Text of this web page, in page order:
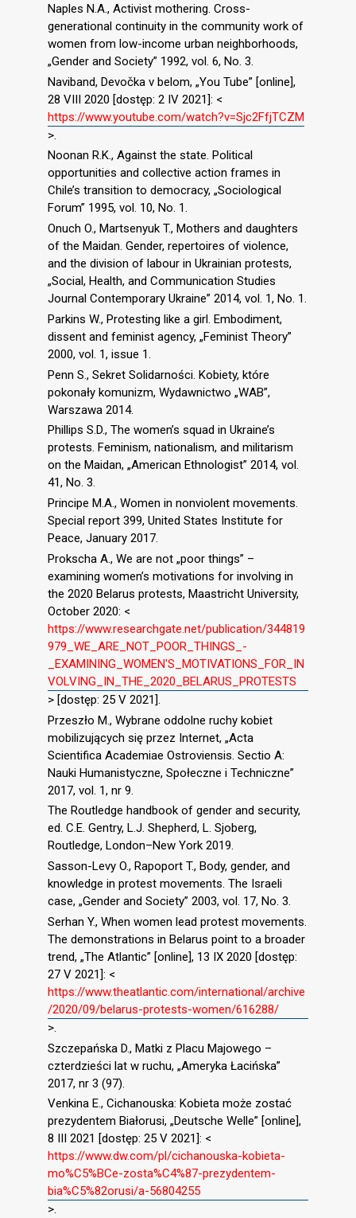
Naples N.A., Activist mothering. Cross-
generational continuity in the community work of
women from low-income urban neighborhoods,
„Gender and Society” 1992, vol. 6, No. 3.
Naviband, Devočka v belom, „You Tube” [online],
28 VIII 2020 [dostęp: 2 IV 2021]: <
https://www.youtube.com/watch?v=Sjc2FfjTCZM
>.
Noonan R.K., Against the state. Political
opportunities and collective action frames in
Chile’s transition to democracy, „Sociological
Forum” 1995, vol. 10, No. 1.
Onuch O., Martsenyuk T., Mothers and daughters
of the Maidan. Gender, repertoires of violence,
and the division of labour in Ukrainian protests,
„Social, Health, and Communication Studies
Journal Contemporary Ukraine” 2014, vol. 1, No. 1.
Parkins W., Protesting like a girl. Embodiment,
dissent and feminist agency, „Feminist Theory”
2000, vol. 1, issue 1.
Penn S., Sekret Solidarności. Kobiety, które
pokonały komunizm, Wydawnictwo „WAB”,
Warszawa 2014.
Phillips S.D., The women’s squad in Ukraine’s
protests. Feminism, nationalism, and militarism
on the Maidan, „American Ethnologist” 2014, vol.
41, No. 3.
Principe M.A., Women in nonviolent movements.
Special report 399, United States Institute for
Peace, January 2017.
Prokscha A., We are not „poor things” –
examining women’s motivations for involving in
the 2020 Belarus protests, Maastricht University,
October 2020: <
https://www.researchgate.net/publication/344819
979_WE_ARE_NOT_POOR_THINGS_-
_EXAMINING_WOMEN'S_MOTIVATIONS_FOR_IN
VOLVING_IN_THE_2020_BELARUS_PROTESTS
> [dostęp: 25 V 2021].
Przeszło M., Wybrane oddolne ruchy kobiet
mobilizujących się przez Internet, „Acta
Scientifica Academiae Ostroviensis. Sectio A:
Nauki Humanistyczne, Społeczne i Techniczne”
2017, vol. 1, nr 9.
The Routledge handbook of gender and security,
ed. C.E. Gentry, L.J. Shepherd, L. Sjoberg,
Routledge, London–New York 2019.
Sasson-Levy O., Rapoport T., Body, gender, and
knowledge in protest movements. The Israeli
case, „Gender and Society” 2003, vol. 17, No. 3.
Serhan Y., When women lead protest movements.
The demonstrations in Belarus point to a broader
trend, „The Atlantic” [online], 13 IX 2020 [dostęp:
27 V 2021]: <
https://www.theatlantic.com/international/archive
/2020/09/belarus-protests-women/616288/
>.
Szczepańska D., Matki z Placu Majowego –
czterdzieści lat w ruchu, „Ameryka Łacińska”
2017, nr 3 (97).
Venkina E., Cichanouska: Kobieta może zostać
prezydentem Białorusi, „Deutsche Welle” [online],
8 III 2021 [dostęp: 25 V 2021]: <
https://www.dw.com/pl/cichanouska-kobieta-
mo%C5%BCe-zosta%C4%87-prezydentem-
bia%C5%82orusi/a-56804255
>.